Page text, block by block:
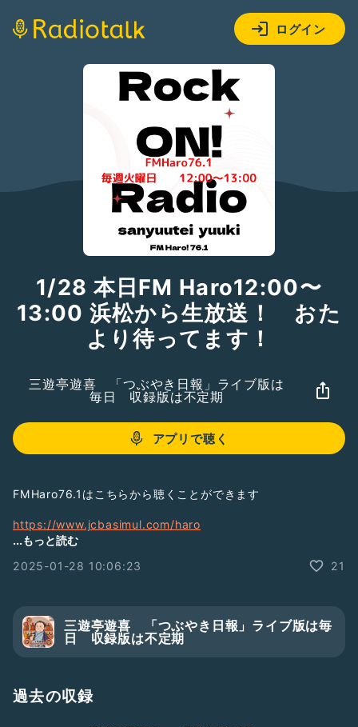
ログイン
1/28 本日FM Haro12:00〜
13:00 浜松から生放送！ おた
より待ってます！
三遊亭遊喜 「つぶやき日報」ライブ版は
毎日 収録版は不定期
アプリで聴く
FMHaro76.1はこちらから聴くことができます
https://www.jcbasimul.com/haro
#FMHaro #浜松#ラジオ#静岡
#三遊亭遊喜 #落語
...もっと読む
2025-01-28 10:06:23
21
三遊亭遊喜 「つぶやき日報」ライブ版は毎
日 収録版は不定期
過去の収録